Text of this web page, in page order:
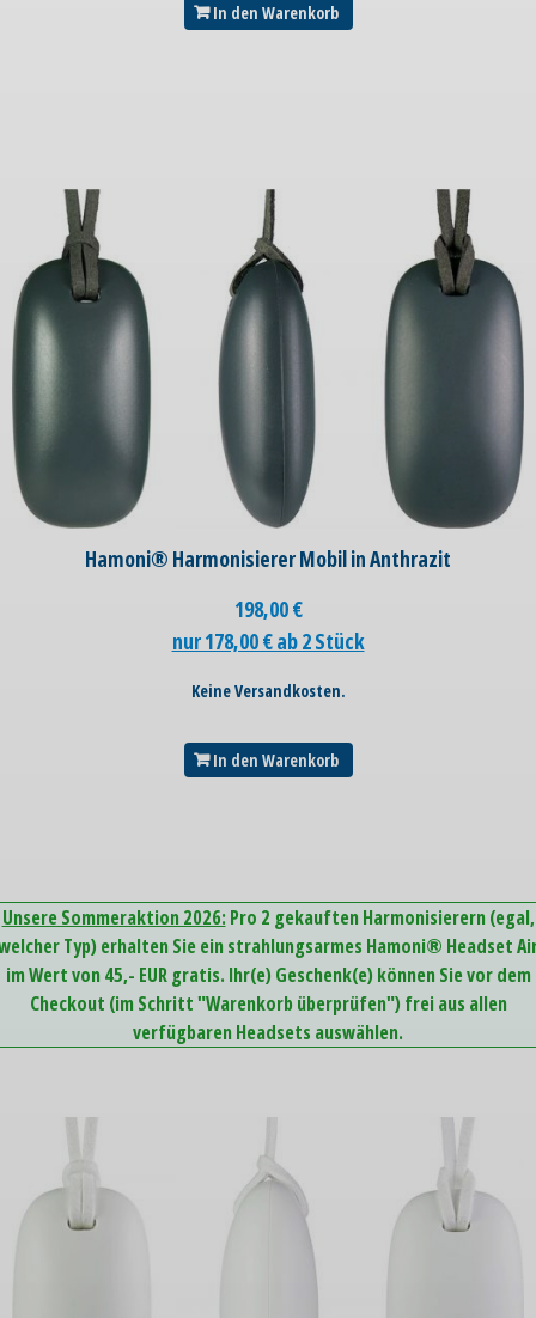
In den Warenkorb
Hamoni® Harmonisierer Mobil in Anthrazit
198,00€
nur 178,00 € ab 2 Stück
Keine Versandkosten.
In den Warenkorb
Unsere Sommeraktion 2026: Pro 2 gekauften Harmonisierern (egal,
Typ) erhalten Sie ein strahlungsarmes Hamoni® Headset
im Wert von 45,- EUR gratis. Ihr(e) Geschenk(e) können Sie vor dem
Checkout (im Schritt "Warenkorb überprüfen") frei aus allen
verfügbaren Headsets auswählen.